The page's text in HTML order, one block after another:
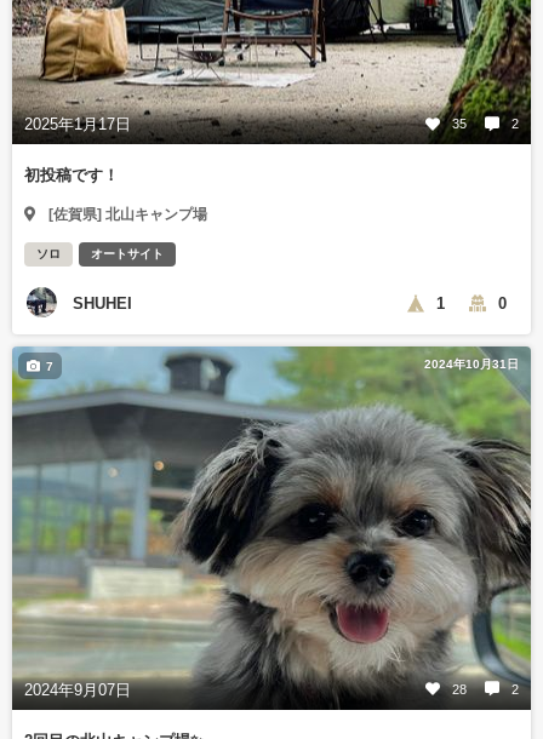
2025年1月17日 35 2
初投稿です！
[佐賀県] 北山キャンプ場
ソロ オートサイト
SHUHEI 1 0
2024年10月31日
2024年9月07日 28 2
7